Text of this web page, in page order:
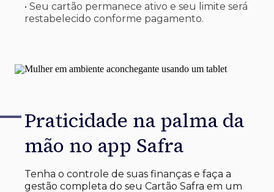
• Seu cartão permanece ativo e seu limite será
restabelecido conforme pagamento.
Praticidade na palma da
mão no app Safra
Tenha o controle de suas finanças e faça a
gestão completa do seu Cartão Safra em um